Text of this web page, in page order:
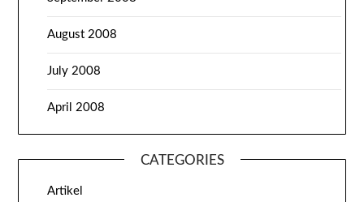
August 2008
July 2008
April 2008
CATEGORIES
Artikel